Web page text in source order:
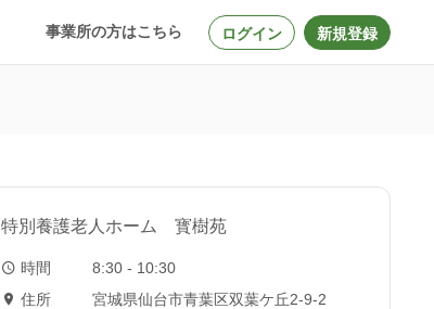
事業所の方はこちら ログイン 新規登録
特別養護老人ホーム 寳樹苑
時間
8:30 - 10:30
住所
宮城県仙台市青葉区双葉ケ丘2-9-2